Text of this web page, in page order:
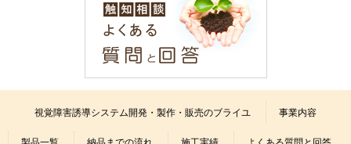
視覚障害誘導システム開発・製作・販売のブライユ 事業内容